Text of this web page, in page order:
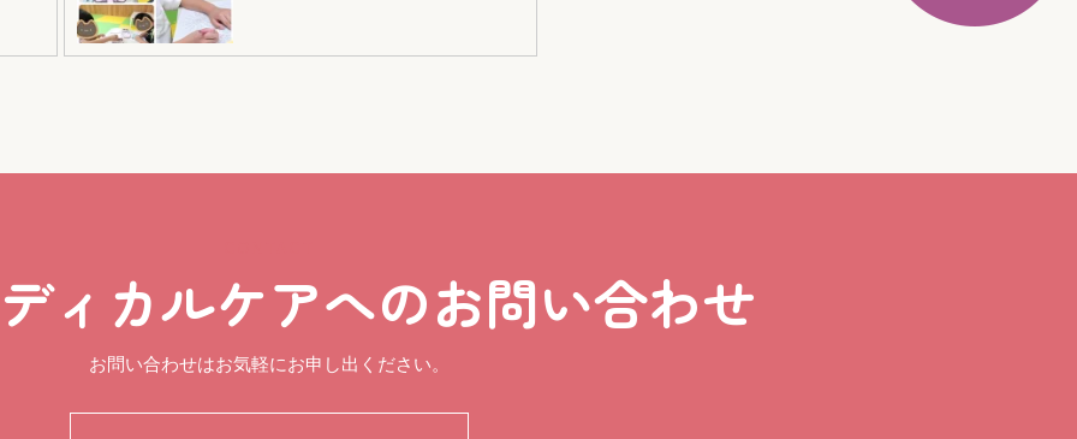
ィカルケアへのお問い合わせ
お問い合わせはお気軽にお申し出ください。